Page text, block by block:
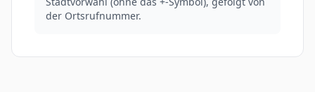
der Ortsrufnummer.